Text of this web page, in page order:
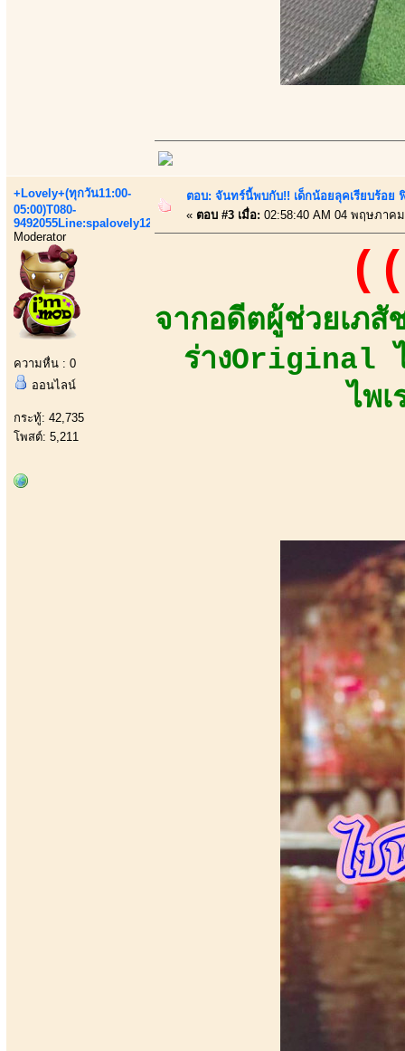
+Lovely+(ทุกวัน11:00-
05:00)T080-
9492055Line:spalovely123
Moderator
ความหื่น : 0
ออนไลน์
กระทู้: 42,735
โพสต์: 5,211
ตอบ: จันทร์นี้พบกับ!! เด็กน้อยลุคเรียบร้อย
« ตอบ #3 เมื่อ: 02:58:40 AM 04 พฤษภาค
จากอดีตผู้ช่วยเภ
ร่างOriginal ไ
ไพ